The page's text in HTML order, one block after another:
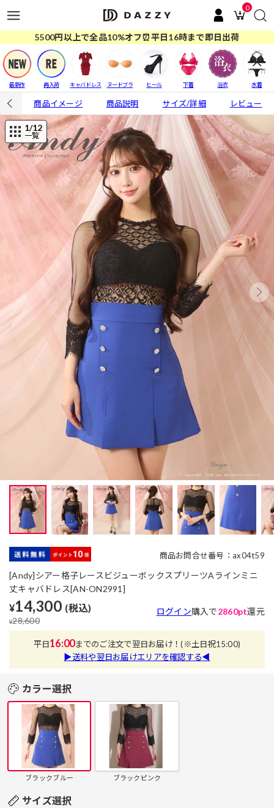
0
5500円以上で全品10%オフ⏰平日16時まで即日出荷
最新作 再入荷 キャバドレス ヌードブラ ヒール 下着 浴衣 水着
商品イメージ 商品説明 サイズ/詳細 レビュー
1/12
一覧
商品お問合せ番号：ax04t59
[Andy]シアー格子レースビジューボックスプリーツAラインミニ
丈キャバドレス[AN-ON2991]
¥14,300 (税込)
¥28,600
ログイン購入で2860pt還元
平日16:00までのご注文で翌日お届け！(※土日祝15:00)
▶送料や翌日お届けエリアを確認する◀
カラー選択
ブラックブルー ブラックピンク
サイズ選択